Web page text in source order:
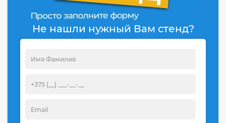
Не нашли нужный Вам стенд?